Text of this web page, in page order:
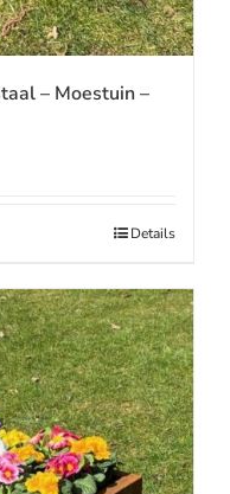
– Moestuin –
Details